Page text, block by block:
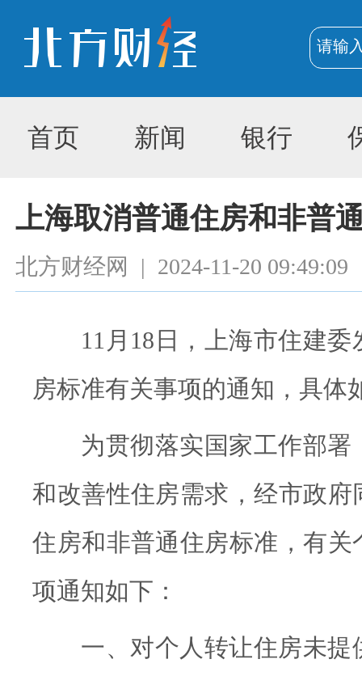
首页 新闻 银行
上海取消普通住房和非普
北方财经网 | 2024-11-20 09:49:09
11月18日，上海市住建
房标准有关事项的通知，具体
为贯彻落实国家工作部
和改善性住房需求，经市政
住房和非普通住房标准，有
项通知如下：
一、对个人转让住房未